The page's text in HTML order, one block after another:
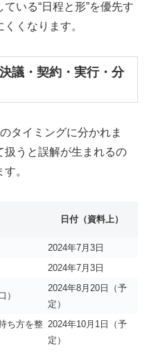
いる“日程と形”を優先す
くなります。
議・契約・実行・分
タイミングに分かれま
うと誤解が生まれるの
。
日付（資料上）
2024年7月3日
2024年7月3日
）
2024年8月20日（予
定）
ち方を整 2024年10月1日（予
定）